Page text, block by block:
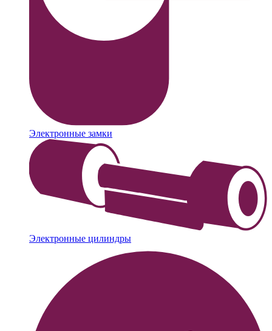
Электронные замки
Электронные цилиндры